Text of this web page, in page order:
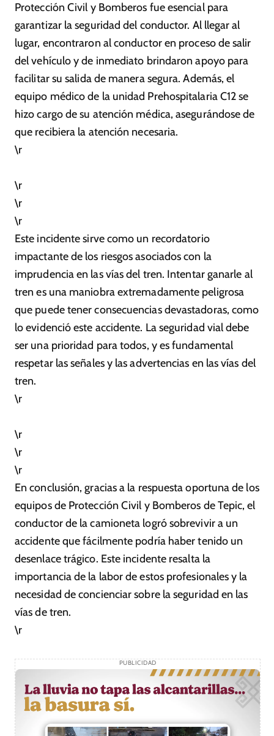
Protección Civil y Bomberos fue esencial para
garantizar la seguridad del conductor. Al llegar al
lugar, encontraron al conductor en proceso de salir
del vehículo y de inmediato brindaron apoyo para
facilitar su salida de manera segura. Además, el
equipo médico de la unidad Prehospitalaria C12 se
hizo cargo de su atención médica, asegurándose de
que recibiera la atención necesaria.
\r
\r
\r
\r
Este incidente sirve como un recordatorio
impactante de los riesgos asociados con la
imprudencia en las vías del tren. Intentar ganarle al
tren es una maniobra extremadamente peligrosa
que puede tener consecuencias devastadoras, como
lo evidenció este accidente. La seguridad vial debe
ser una prioridad para todos, y es fundamental
respetar las señales y las advertencias en las vías del
tren.
\r
\r
\r
\r
En conclusión, gracias a la respuesta oportuna de los
equipos de Protección Civil y Bomberos de Tepic, el
conductor de la camioneta logró sobrevivir a un
accidente que fácilmente podría haber tenido un
desenlace trágico. Este incidente resalta la
importancia de la labor de estos profesionales y la
necesidad de concienciar sobre la seguridad en las
vías de tren.
\r
PUBLICIDAD